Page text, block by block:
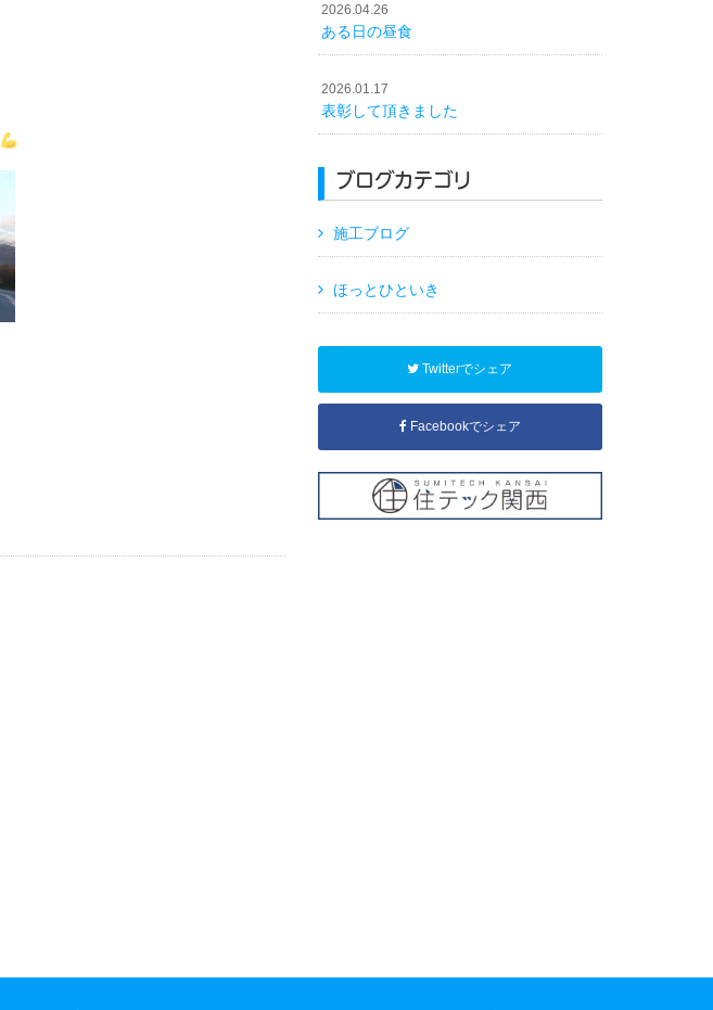
2026.04.26
ある日の昼食
2026.01.17
表彰して頂きました
ブログカテゴリ
施工ブログ
ほっとひといき
Twitterでシェア
Facebookでシェア